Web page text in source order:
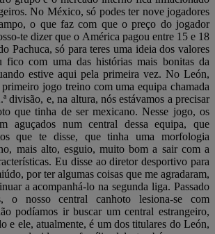
No México, só podes ter nove jogadores
o que faz com que o preço do jogador
te dizer que o América pagou entre 15 e 18
Pachuca, só para teres uma ideia dos valores
fico com uma das histórias mais bonitas da
estive aqui pela primeira vez. No León,
jogo treino com uma equipa chamada
divisão, e, na altura, nós estávamos a precisar
que tinha de ser mexicano. Nesse jogo, os
aguçados num central dessa equipa, que
que te disse, que tinha uma morfologia
mais alto, esguio, muito bom a sair com a
Eu disse ao diretor desportivo para
por ter algumas coisas que me agradaram,
a acompanhá-lo na segunda liga. Passado
o nosso central canhoto lesiona-se com
podíamos ir buscar um central estrangeiro,
e ele, atualmente, é um dos titulares do León,